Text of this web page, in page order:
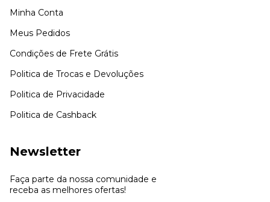
Minha Conta
Meus Pedidos
Condições de Frete Grátis
Politica de Trocas e Devoluções
Politica de Privacidade
Politica de Cashback
Newsletter
Faça parte da nossa comunidade e
receba as melhores ofertas!